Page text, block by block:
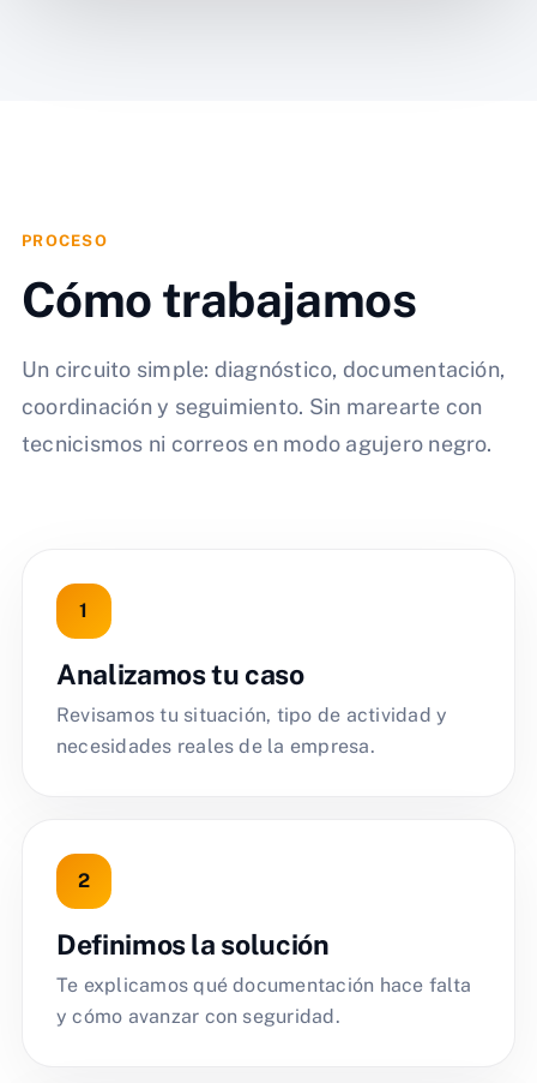
PROCESO
Cómo trabajamos
Un circuito simple: diagnóstico, documentación,
coordinación y seguimiento. Sin marearte con
tecnicismos ni correos en modo agujero negro.
Analizamos tu caso
Revisamos tu situación, tipo de actividad y
necesidades reales de la empresa.
Definimos la solución
Te explicamos qué documentación hace falta
y cómo avanzar con seguridad.